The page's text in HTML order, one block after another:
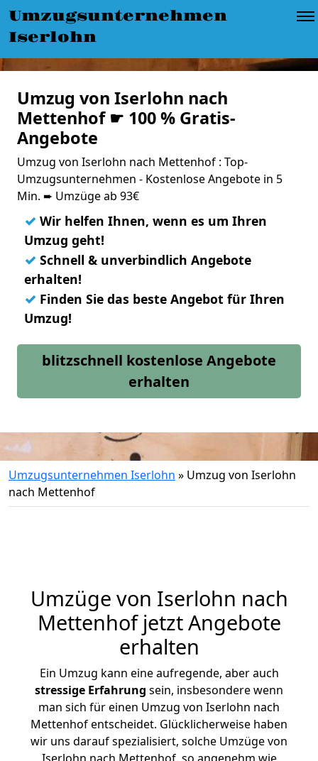
Umzugsunternehmen
Iserlohn
Umzug von Iserlohn nach
Mettenhof ☛ 100 % Gratis-
Angebote
Umzug von Iserlohn nach Mettenhof : Top-
Umzugsunternehmen - Kostenlose Angebote in 5
Min. ➨ Umzüge ab 93€
✓ Wir helfen Ihnen, wenn es um Ihren
Umzug geht!
✓ Schnell & unverbindlich Angebote
erhalten!
✓ Finden Sie das beste Angebot für Ihren
Umzug!
blitzschnell kostenlose Angebote
erhalten
Umzugsunternehmen Iserlohn » Umzug von Iserlohn
nach Mettenhof
Umzüge von Iserlohn nach
Mettenhof jetzt Angebote
erhalten
Ein Umzug kann eine aufregende, aber auch
stressige Erfahrung sein, insbesondere wenn
man sich für einen Umzug von Iserlohn nach
Mettenhof entscheidet. Glücklicherweise haben
wir uns darauf spezialisiert, solche Umzüge von